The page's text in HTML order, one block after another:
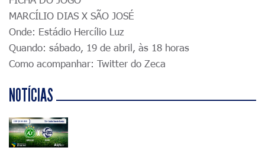
MARCÍLIO DIAS X SÃO JOSÉ
Onde: Estádio Hercílio Luz
Quando: sábado, 19 de abril, às 18 horas
Como acompanhar: Twitter do Zeca
NOTÍCIAS